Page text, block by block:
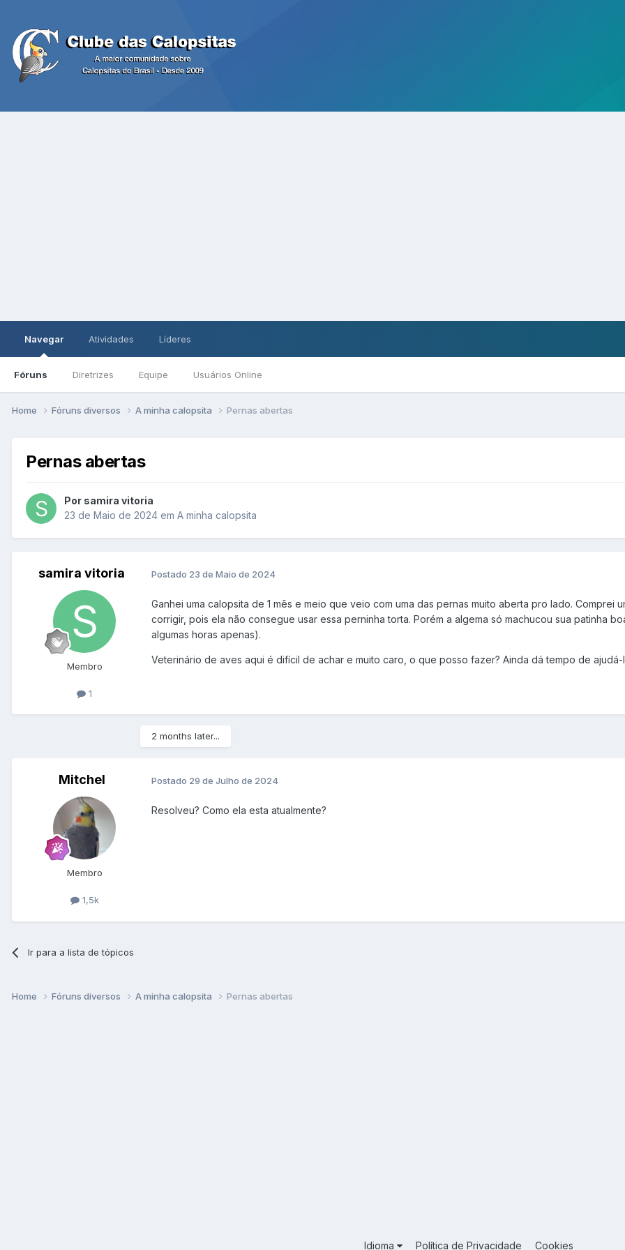
Navegar
Fóruns Diretrizes Equipe Usuários Online
Atividades Líderes
Home Fóruns diversos A minha calopsita Pernas abertas
Pernas abertas
Por samira vitoria
23 de Maio de 2024 em A minha calopsita
samira vitoria
Membro
1
Postado 23 de Maio de 2024
Ganhei uma calopsita de 1 mês e meio que veio com uma das pernas muito aberta pro lado. Comprei
corrigir, pois ela não consegue usar essa perninha torta. Porém a algema só machucou sua patinha
algumas horas apenas).
Veterinário de aves aqui é difícil de achar e muito caro, o que posso fazer? Ainda dá tempo de ajudá-
2 months later...
Mitchel
Membro
1,5k
Postado 29 de Julho de 2024
Resolveu? Como ela esta atualmente?
Ir para a lista de tópicos
Home Fóruns diversos A minha calopsita Pernas abertas
Idioma Política de Privacidade Cookies